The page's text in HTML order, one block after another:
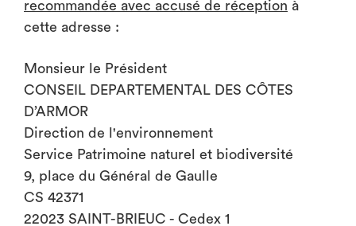
recommandée avec accusé de réception à
cette adresse :
Monsieur le Président
CONSEIL DEPARTEMENTAL DES CÔTES
D’ARMOR
Direction de l'environnement
Service Patrimoine naturel et biodiversité
9, place du Général de Gaulle
CS 42371
22023 SAINT-BRIEUC - Cedex 1